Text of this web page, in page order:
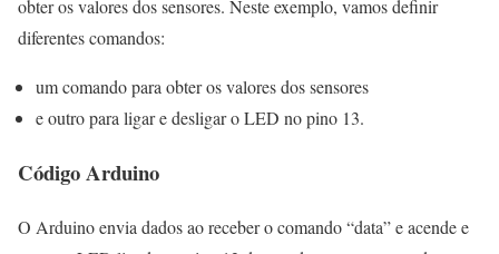
obter os valores dos sensores. Neste exemplo, vamos definir
diferentes comandos:
um comando para obter os valores dos sensores
e outro para ligar e desligar o LED no pino 13.
Código Arduino
O Arduino envia dados ao receber o comando “data” e acende e